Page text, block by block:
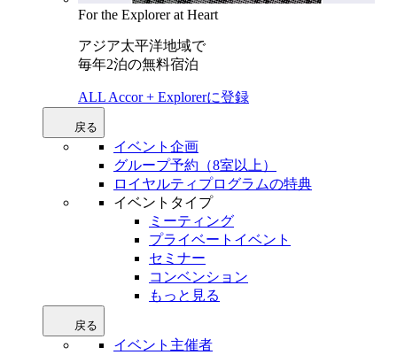
For the Explorer at Heart
アジア太平洋地域で
毎年2泊の無料宿泊
ALL Accor + Explorerに登録
戻る
イベント企画
グループ予約（8室以上）
ロイヤルティプログラムの特典
イベントタイプ
ミーティング
プライベートイベント
セミナー
コンベンション
もっと見る
戻る
イベント主催者